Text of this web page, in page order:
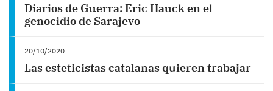
Diarios de Guerra: Eric Hauck en el
genocidio de Sarajevo
20/10/2020
Las esteticistas catalanas quieren trabajar